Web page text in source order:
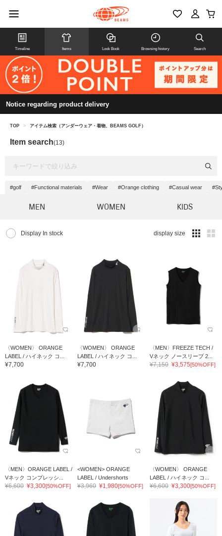
Timeline Items Look Book Browsing history Search
Notice regarding product delivery
TOP > アイテム検索（アンダーウェア・着物、BEAMS GOLF）
Item search(13)
#golf #Functional materials #Wear #Orange clothing #Casual wear
MEN WOMEN KIDS
Display In stock display size
〈WOMEN〉 ORANGE
LABEL / ハイネック コ...
¥7,700
〈WOMEN〉 ORANGE
LABEL / ハイネック コ...
¥7,700
〈MEN〉FREEZE TECH /
Vネック ノースリーブ 2...
¥7,150 ¥3,575[50%OFF]
〈MEN〉ORANGE LABEL /
Vネック コンプレッシ...
¥6,600 ¥3,300[50%OFF]
<WOMEN> ORANGE
LABEL / Undershorts
¥3,960 ¥1,980[50%OFF]
〈WOMEN〉 ORANGE
LABEL / ハイネック コ...
¥6,600 ¥3,300[50%OFF]